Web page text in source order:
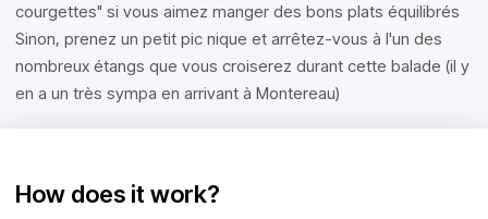
courgettes" si vous aimez manger des bons plats équilibrés
Sinon, prenez un petit pic nique et arrêtez-vous à l'un des
nombreux étangs que vous croiserez durant cette balade (il y
en a un très sympa en arrivant à Montereau)
How does it work?